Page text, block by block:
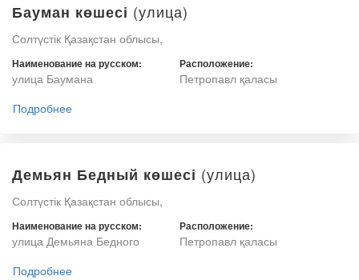
Бауман көшесі (улица)
Солтүстік Қазақстан облысы,
Наименование на русском:
улица Баумана
Расположение:
Петропавл қаласы
Подробнее
Демьян Бедный көшесі (улица)
Солтүстік Қазақстан облысы,
Наименование на русском:
улица Демьяна Бедного
Расположение:
Петропавл қаласы
Подробнее